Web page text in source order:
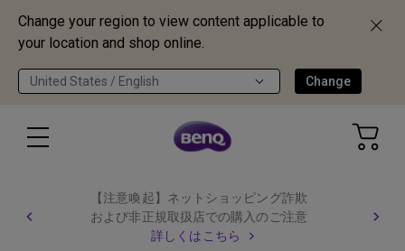
Change your region to view content applicable to
your location and shop online.
United States / English Change
【注意喚起】ネットショッピング詐欺
および非正規取扱店での購入のご注意
詳しくはこちら